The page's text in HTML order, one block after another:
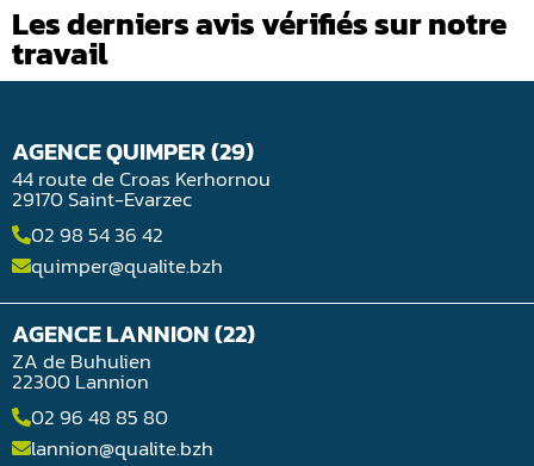
Les derniers avis vérifiés sur notre
travail
AGENCE QUIMPER (29)
44 route de Croas Kerhornou
29170 Saint-Evarzec
02 98 54 36 42
quimper@qualite.bzh
AGENCE LANNION (22)
ZA de Buhulien
22300 Lannion
02 96 48 85 80
lannion@qualite.bzh